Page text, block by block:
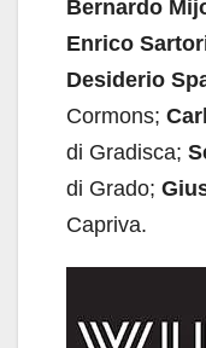
Bernardo
Enrico
Desiderio
Cormons;
di Gradisca;
di Grado;
Capriva.